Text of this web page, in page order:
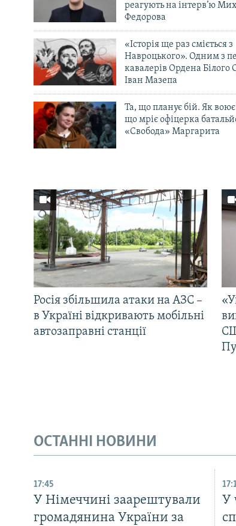
реагують на інтерв’ю
Федорова
«Історія ще раз сміється з
Навроцького». Одним з
кавалерів Ордена Білого
Іван Мазепа
Та, що планує бій. Як воює
що мріє офіцерка
«Свобода» Маргарита
Росія збільшила атаки на АЗС –
в Україні відкривають мобільні
автозаправні станції
ОСТАННІ НОВИНИ
17:45
У Німеччині заарештували
громадянина України за
У